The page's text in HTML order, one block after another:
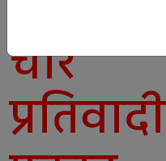
चार
प्रतिवादी